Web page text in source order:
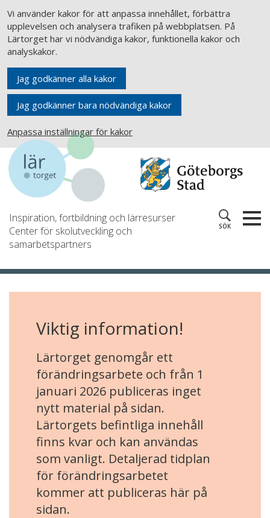
Vi använder kakor för att anpassa innehållet, förbättra
upplevelsen och analysera trafiken på webbplatsen. På
Lärtorget har vi nödvändiga kakor, funktionella kakor och
analyskakor.
Jag godkänner alla kakor
Jag godkänner bara nödvändiga kakor
Anpassa inställningar för kakor
Inspiration, fortbildning och lärresurser
Center för skolutveckling och
samarbetspartners
SÖK
Viktig information!
Lärtorget genomgår ett
förändringsarbete och från 1
januari 2026 publiceras inget
nytt material på sidan.
Lärtorgets befintliga innehåll
finns kvar och kan användas
som vanligt. Detaljerad tidplan
för förändringsarbetet
kommer att publiceras här på
sidan.